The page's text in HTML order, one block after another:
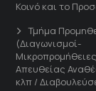
Κοινό και το
Τμήμα
(Διαγωνισμοί-
Απευθείας
κλπ /